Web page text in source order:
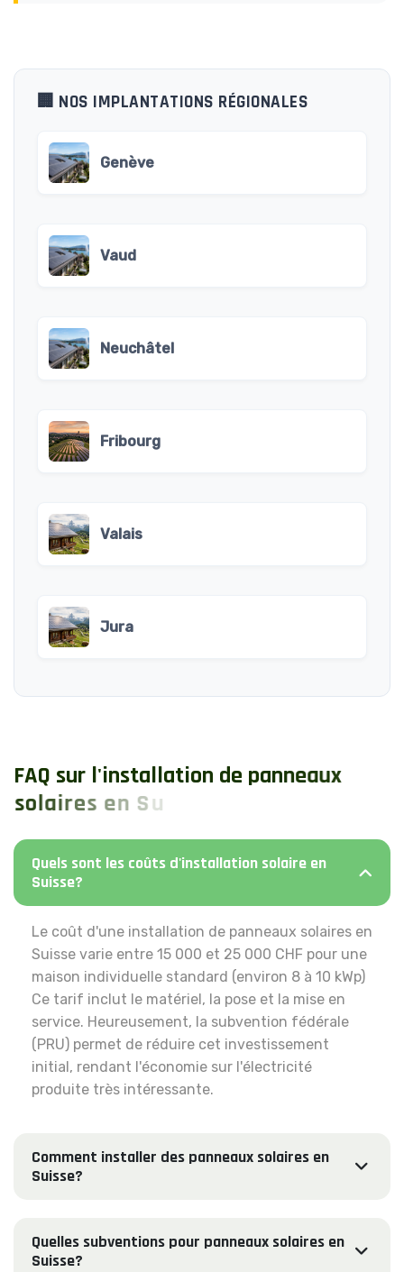
🏢 NOS IMPLANTATIONS RÉGIONALES
Genève
Vaud
Neuchâtel
Fribourg
Valais
Jura
FAQ sur l'installation de panneaux
solairesen S uis
Quels sont les coûts d'installation solaire en
Suisse?
Le coût d'une installation de panneaux solaires en
Suisse varie entre 15 000 et 25 000 CHF pour une
maison individuelle standard (environ 8 à 10 kWp)
Ce tarif inclut le matériel, la pose et la mise en
service. Heureusement, la subvention fédérale
(PRU) permet de réduire cet investissement
initial, rendant l'économie sur l'électricité
produite très intéressante.
Comment installer des panneaux solaires en
Suisse?
Quelles subventions pour panneaux solaires en
Suisse?